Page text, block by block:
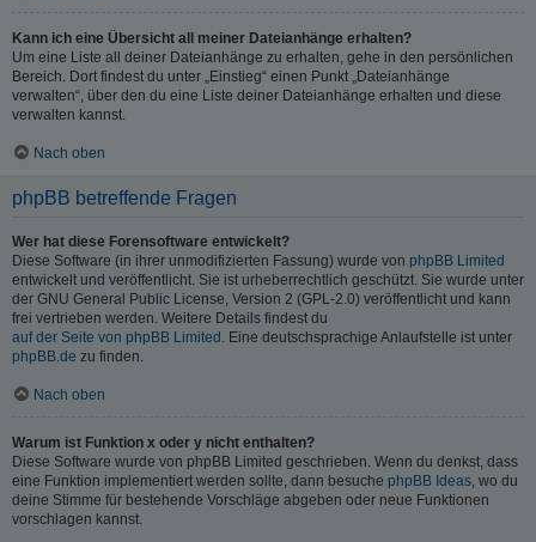
Kann ich eine Übersicht all meiner Dateianhänge erhalten?
Um eine Liste all deiner Dateianhänge zu erhalten, gehe in den persönlichen
Bereich. Dort findest du unter „Einstieg“ einen Punkt „Dateianhänge
verwalten“, über den du eine Liste deiner Dateianhänge erhalten und diese
verwalten kannst.
Nach oben
phpBB betreffende Fragen
Wer hat diese Forensoftware entwickelt?
Diese Software (in ihrer unmodifizierten Fassung) wurde von phpBB Limited
entwickelt und veröffentlicht. Sie ist urheberrechtlich geschützt. Sie wurde unter
der GNU General Public License, Version 2 (GPL-2.0) veröffentlicht und kann
frei vertrieben werden. Weitere Details findest du
auf der Seite von phpBB Limited . Eine deutschsprachige Anlaufstelle ist unter
phpBB.de zu finden.
Nach oben
Warum ist Funktion x oder y nicht enthalten?
Diese Software wurde von phpBB Limited geschrieben. Wenn du denkst, dass
eine Funktion implementiert werden sollte, dann besuche phpBB Ideas, wo du
deine Stimme für bestehende Vorschläge abgeben oder neue Funktionen
vorschlagen kannst.